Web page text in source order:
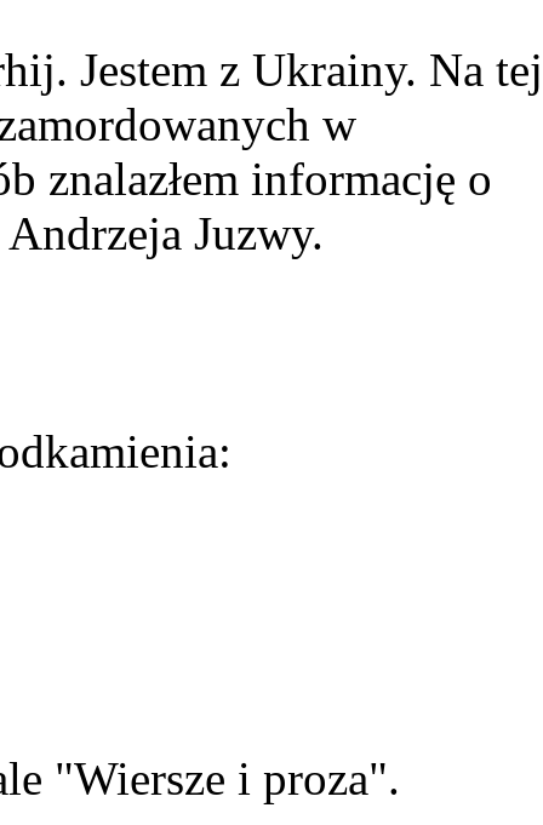
Jestem z Ukrainy. Na tej
w
znalazłem informację o
Juzwy.
"Wiersze i proza".